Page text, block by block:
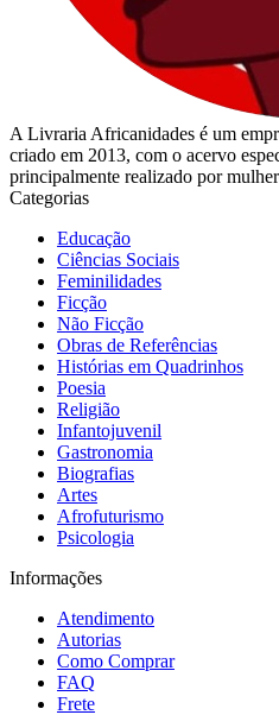
A Livraria Africanidades é um
criado em 2013, com o acervo
principalmente realizado por
Categorias
Educação
Ciências Sociais
Feminilidades
Ficção
Não Ficção
Obras de Referências
Histórias em Quadrinhos
Poesia
Religião
Infantojuvenil
Gastronomia
Biografias
Artes
Afrofuturismo
Psicologia
Informações
Atendimento
Autorias
Como Comprar
FAQ
Frete